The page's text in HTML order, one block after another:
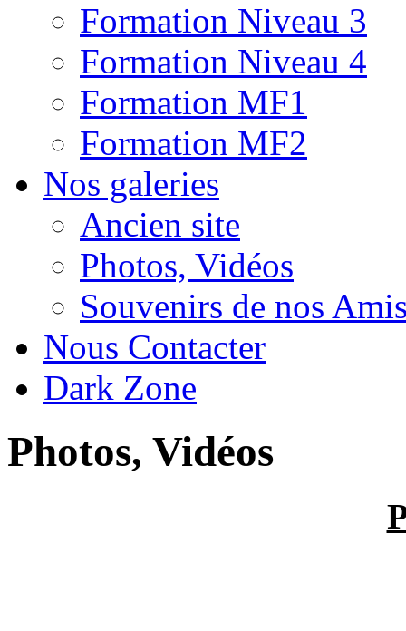
Formation Niveau 3
Formation Niveau 4
Formation MF1
Formation MF2
Nos galeries
Ancien site
Photos, Vidéos
Souvenirs de nos
Nous Contacter
Dark Zone
Photos, Vidéos